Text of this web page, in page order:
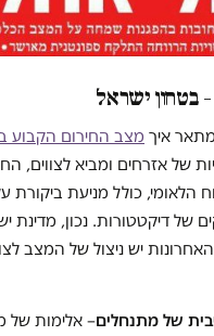
בטחון ישראל
איך מצב החירום הקבוע
של אזרחים ומביא לצווים,
הלאומי, כולל מניעת ביקורת
של דיקטטורות. נכון, מדינת
יש ניצול של המצב
– אלימות של